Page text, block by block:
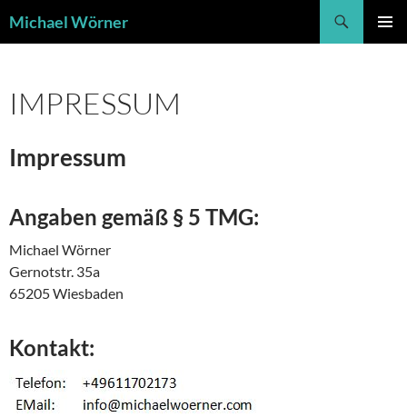
Inhalt
Michael Wörner
IMPRESSUM
Impressum
Angaben gemäß § 5 TMG:
Michael Wörner
Gernotstr. 35a
65205 Wiesbaden
Kontakt: